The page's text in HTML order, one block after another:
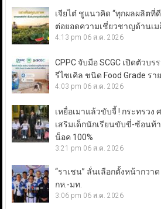
เจียไต๋ ชูแนวคิด “ทุกผลผลิตที่
ต่อยอดความเชี่ยวชาญด้านเ
4:13 pm 06 ส.ค. 2026
CPPC จับมือ SCGC เปิดตัวบ
รีไซเคิล ชนิด Food Grade ร
4:03 pm 06 ส.ค. 2026
เหยื่อเมาแล้วขับจี้ ! กระทรวง
เสริมเด็กนักเรียนขับขี่-ซ้อนท้
น็อค 100%
3:21 pm 06 ส.ค. 2026
“ราเชน” ลั่นเลือกตั้งหน้ากวา
กห.-มท.
3:06 pm 06 ส.ค. 2026